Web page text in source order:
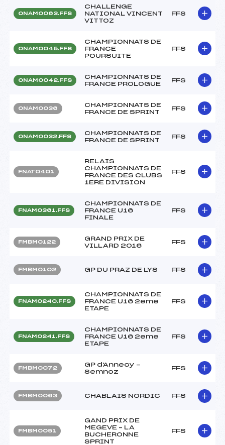
ONAM0063.FFS
CHALLENGE
NATIONAL VINCENT
VITTOZ
FFS
ONAM0045.FFS
CHAMPIONNATS DE
FRANCE
POURSUITE
FFS
ONAM0042.FFS
CHAMPIONNATS DE
FRANCE PROLOGUE
FFS
ONAM0036
CHAMPIONNATS DE
FRANCE DE SPRINT
FFS
ONAM0032.FFS
CHAMPIONNATS DE
FRANCE DE SPRINT
FFS
FNAT0401
RELAIS
CHAMPIONNATS DE
FRANCE DES CLUBS
1ERE DIVISION
FFS
FNAM0361.FFS
CHAMPIONNATS DE
FRANCE U16
FINALE
FFS
FMBM0122
GRAND PRIX DE
VILLARD 2016
FFS
FMBM0102 GP DU PRAZ DE LYS FFS
FNAM0240.FFS
CHAMPIONNATS DE
FRANCE U16 2eme
ETAPE
FFS
FNAM0241.FFS
CHAMPIONNATS DE
FRANCE U16 2eme
ETAPE
FFS
FMBM0072
GP d'Annecy -
Semnoz
FFS
FMBM0063 CHABLAIS NORDIC FFS
FMBM0051
GAND PRIX DE
MEGEVE – LA
BUCHERONNE
SPRINT
FFS